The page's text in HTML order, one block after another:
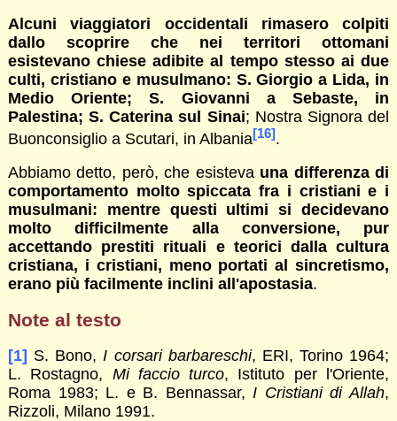
Alcuni
viaggiatori occidentali rimasero colpiti
dallo scoprire che nei territori ottomani
esistevano chiese adibite al tempo stesso ai due
culti, cristiano e musulmano: S. Giorgio a Lida, in
Medio Oriente; S. Giovanni a Sebaste, in
Palestina; S. Caterina sul Sinai; Nostra Signora del
Buonconsiglio a Scutari, in Albania[16].
Abbiamo detto, però, che esisteva una differenza di
comportamento molto spiccata fra i cristiani e i
musulmani: mentre questi ultimi si decidevano
molto difficilmente alla conversione, pur
accettando prestiti rituali e teorici dalla cultura
cristiana, i cristiani, meno portati al sincretismo,
erano più facilmente inclini all'apostasia.
Note al testo
[1] S. Bono, I corsari barbareschi, ERI, Torino 1964;
L. Rostagno, Mi faccio turco, Istituto per l'Oriente,
Roma 1983; L. e B. Bennassar, I Cristiani di Allah,
Rizzoli, Milano 1991.